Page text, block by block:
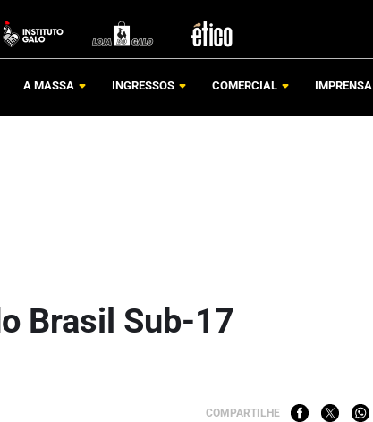
A MASSA INGRESSOS COMERCIAL IMPRENSA
Brasil Sub-17
COMPARTILHE